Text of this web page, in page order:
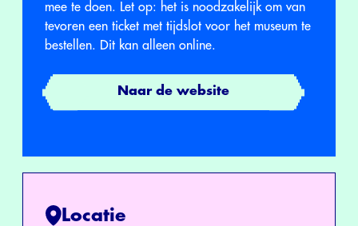
mee te doen. Let op: het is noodzakelijk om van
tevoren een ticket met tijdslot voor het museum te
bestellen. Dit kan alleen online.
Naar de website
Locatie